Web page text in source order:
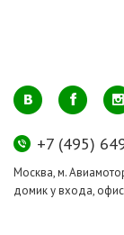
+7 (495)
Москва, м.
домик у входа,